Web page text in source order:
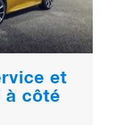
et
à côté